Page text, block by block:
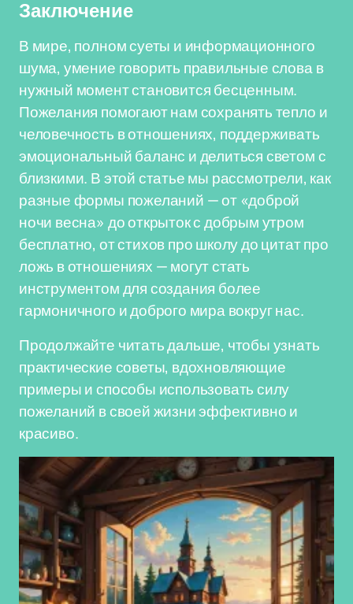
Заключение
В мире, полном суеты и информационного
шума, умение говорить правильные слова в
нужный момент становится бесценным.
Пожелания помогают нам сохранять тепло и
человечность в отношениях, поддерживать
эмоциональный баланс и делиться светом с
близкими. В этой статье мы рассмотрели, как
разные формы пожеланий — от «доброй
ночи весна» до открыток с добрым утром
бесплатно, от стихов про школу до цитат про
ложь в отношениях — могут стать
инструментом для создания более
гармоничного и доброго мира вокруг нас.
Продолжайте читать дальше, чтобы узнать
практические советы, вдохновляющие
примеры и способы использовать силу
пожеланий в своей жизни эффективно и
красиво.